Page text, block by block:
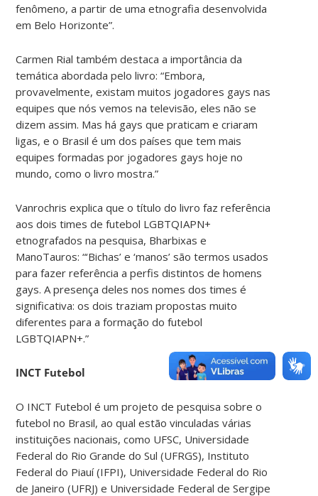
fenômeno, a partir de uma etnografia desenvolvida
em Belo Horizonte”.
Carmen Rial também destaca a importância da
temática abordada pelo livro: “Embora,
provavelmente, existam muitos jogadores gays nas
equipes que nós vemos na televisão, eles não se
dizem assim. Mas há gays que praticam e criaram
ligas, e o Brasil é um dos países que tem mais
equipes formadas por jogadores gays hoje no
mundo, como o livro mostra.”
Vanrochris explica que o título do livro faz referência
aos dois times de futebol LGBTQIAPN+
etnografados na pesquisa, Bharbixas e
ManoTauros: “‘Bichas’ e ‘manos’ são termos usados
para fazer referência a perfis distintos de homens
gays. A presença deles nos nomes dos times é
significativa: os dois traziam propostas muito
diferentes para a formação do futebol
LGBTQIAPN+.”
INCT Futebol
O INCT Futebol é um projeto de pesquisa sobre o
futebol no Brasil, ao qual estão vinculadas várias
instituições nacionais, como UFSC, Universidade
Federal do Rio Grande do Sul (UFRGS), Instituto
Federal do Piauí (IFPI), Universidade Federal do Rio
de Janeiro (UFRJ) e Universidade Federal de Sergipe